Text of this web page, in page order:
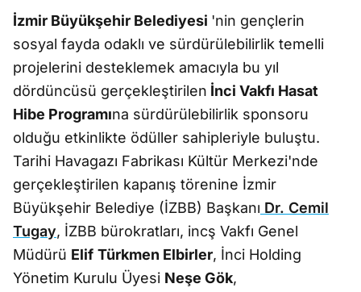
İzmir Büyükşehir Belediyesi 'nin gençlerin
sosyal fayda odaklı ve sürdürülebilirlik temelli
projelerini desteklemek amacıyla bu yıl
dördüncüsü gerçekleştirilen İnci Vakfı Hasat
Hibe Programına sürdürülebilirlik sponsoru
olduğu etkinlikte ödüller sahipleriyle buluştu.
Tarihi Havagazı Fabrikası Kültür Merkezi'nde
gerçekleştirilen kapanış törenine İzmir
Büyükşehir Belediye (İZBB) Başkanı Dr. Cemil
Tugay, İZBB bürokratları, incş Vakfı Genel
Müdürü Elif Türkmen Elbirler, İnci Holding
Yönetim Kurulu Üyesi Neşe Gök,